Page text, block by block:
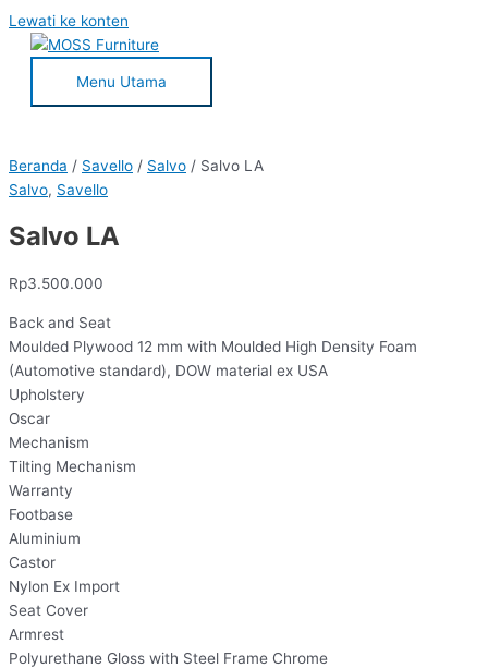
Lewati ke konten
Menu Utama
Beranda / Savello / Salvo / Salvo LA
Salvo, Savello
Salvo LA
Rp3.500.000
Back and Seat
Moulded Plywood 12 mm with Moulded High Density Foam
(Automotive standard), DOW material ex USA
Upholstery
Oscar
Mechanism
Tilting Mechanism
Warranty
Footbase
Aluminium
Castor
Nylon Ex Import
Seat Cover
Armrest
Polyurethane Gloss with Steel Frame Chrome